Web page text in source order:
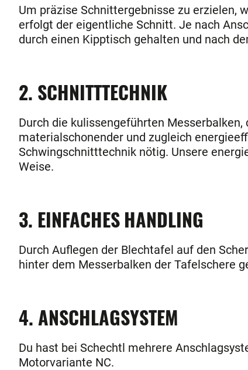
Um präzise Schnittergebnisse zu erzielen,
erfolgt der eigentliche Schnitt. Je nach
durch einen Kipptisch gehalten und nach
2. SCHNITTTECHNIK
Durch die kulissengeführten
materialschonender und zugleich
Schwingschnitttechnik nötig. Unsere
Weise.
3. EINFACHES HANDLING
Durch Auflegen der Blechtafel auf den
hinter dem Messerbalken der Tafelschere
4. ANSCHLAGSYSTEM
Du hast bei Schechtl mehrere
Motorvariante NC.